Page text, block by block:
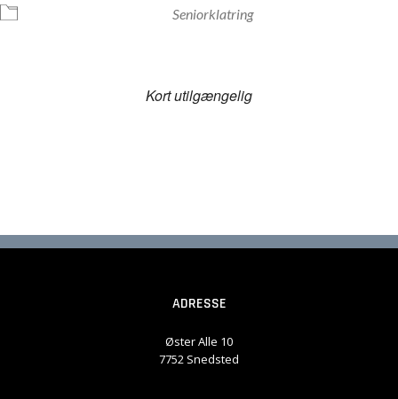
Seniorklatring
Kort utilgængelig
ADRESSE
Øster Alle 10
7752 Snedsted